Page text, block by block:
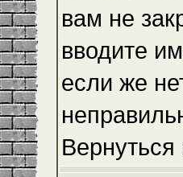
вам не
вводите
если же
Вернуться